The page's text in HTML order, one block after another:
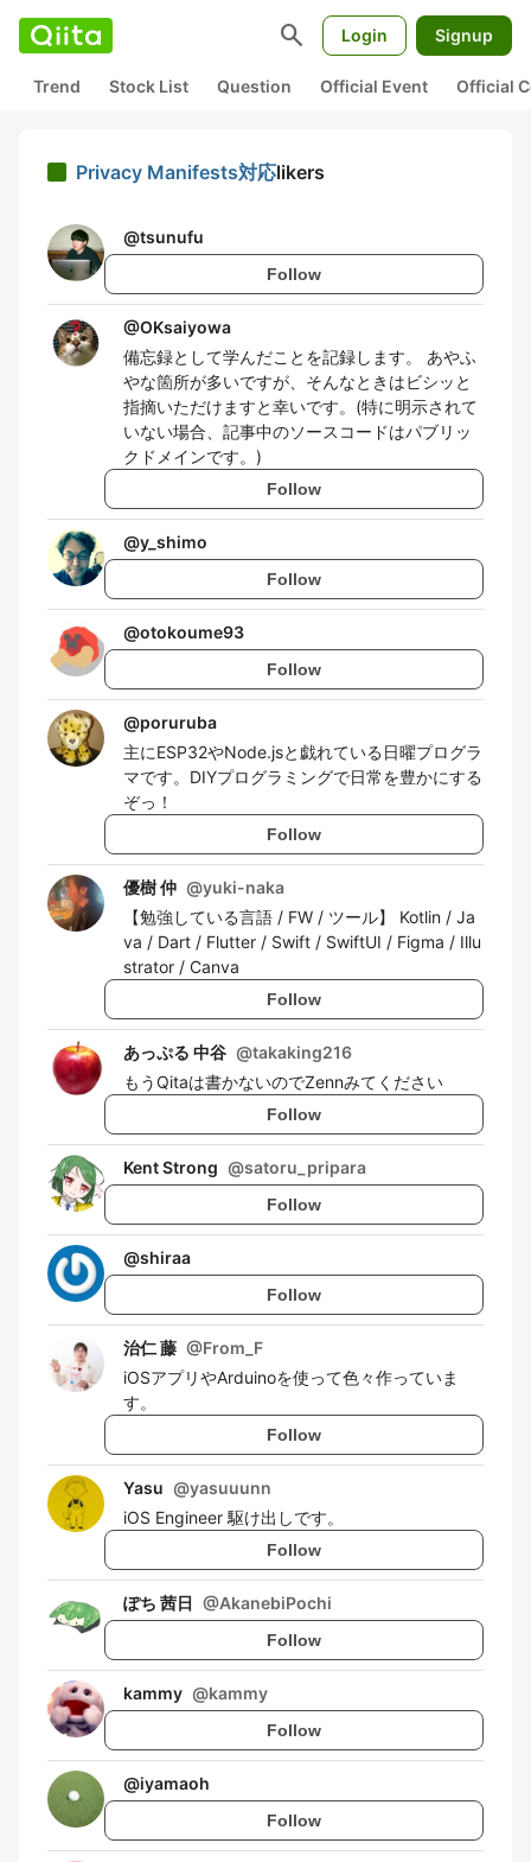
search Login Signup
Trend Stock List Question Official Event Official
Privacy Manifests対応likers
@tsunufu
Follow
@OKsaiyowa
備忘録として学んだことを記録します。 あやふ
やな箇所が多いですが、そんなときはビシッと
指摘いただけますと幸いです。(特に明示されて
いない場合、記事中のソースコードはパブリッ
クドメインです。)
Follow
@y_shimo
Follow
@otokoume93
Follow
@poruruba
主にESP32やNode.jsと戯れている日曜プログラ
マです。DIYプログラミングで日常を豊かにする
ぞっ！
Follow
優樹 仲 @yuki-naka
【勉強している言語 / FW / ツール】 Kotlin / Ja
va / Dart / Flutter / Swift / SwiftUI / Figma / Illu
strator / Canva
Follow
あっぷる 中谷 @takaking216
もうQitaは書かないのでZennみてください
Follow
Kent Strong @satoru_pripara
Follow
@shiraa
Follow
治仁 藤 @From_F
iOSアプリやArduinoを使って色々作っていま
す。
Follow
Yasu @yasuuunn
iOS Engineer 駆け出しです。
Follow
ぽち 茜日 @AkanebiPochi
Follow
kammy @kammy
Follow
@iyamaoh
Follow